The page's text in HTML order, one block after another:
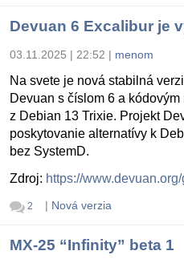
Devuan 6 Excalibur je
03.11.2025 | 22:52 | menom
Na svete je nová stabilná
Devuan s číslom 6 a
z Debian 13 Trixie. Projekt
poskytovanie alternatívy k
bez SystemD.
Zdroj: https://
2 | Nová verzia
MX-25 “Infinity” beta 1